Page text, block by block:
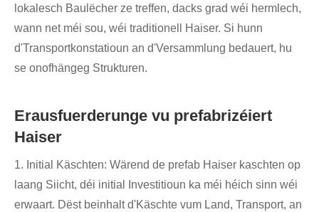
lokalesch Baulëcher ze treffen, dacks grad wéi hermlech,
wann net méi sou, wéi traditionell Haiser. Si hunn
d'Transportkonstatioun an d'Versammlung bedauert, hu
se onofhängeg Strukturen.
Erausfuerderunge vu prefabrizéiert
Haiser
1. Initial Käschten: Wärend de prefab Haiser kaschten op
laang Siicht, déi initial Investitioun ka méi héich sinn wéi
erwaart. Dëst beinhalt d'Käschte vum Land, Transport, an